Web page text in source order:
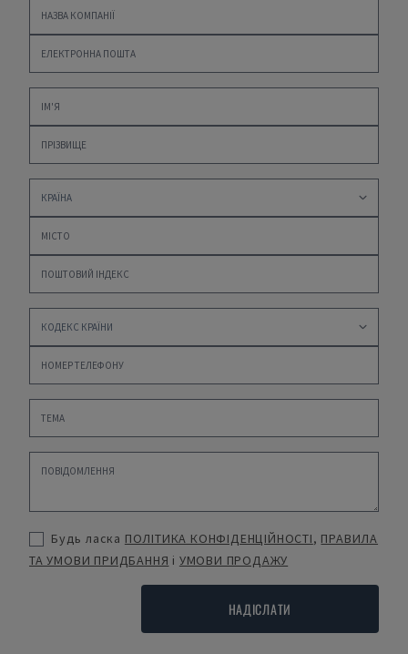
Будь ласка ПОЛІТИКА КОНФІДЕНЦІЙНОСТІ, ПРАВИЛА
ТА УМОВИ ПРИДБАННЯ і УМОВИ ПРОДАЖУ
НАДІСЛАТИ